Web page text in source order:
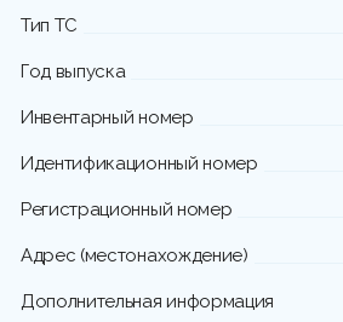
Тип ТС
Год выпуска
Инвентарный номер
Идентификационный номер
Регистрационный номер
Адрес (местонахождение)
Дополнительная информация